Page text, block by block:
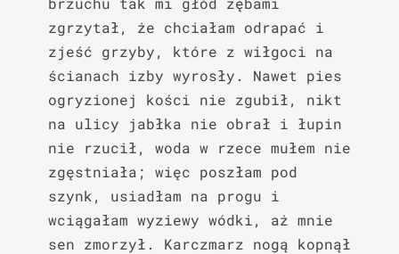
zgrzytał, że chciałam odrapać i
zjeść grzyby, które z wiłgoci na
ścianach izby wyrosły. Nawet pies
ogryzionej kości nie zgubił, nikt
na ulicy jabłka nie obrał i łupin
nie rzucił, woda w rzece mułem nie
zgęstniała; więc poszłam pod
szynk, usiadłam na progu i
wciągałam wyziewy wódki, aż mnie
sen zmorzył. Karczmarz nogą kopnął